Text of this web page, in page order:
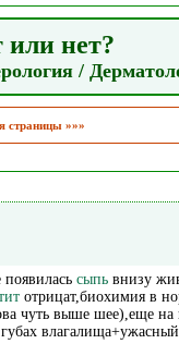
или нет?
/
страницы »»»
сыпь внизу
отрицат,биохимия в
чуть выше шее),еще
влагалища+ужасный